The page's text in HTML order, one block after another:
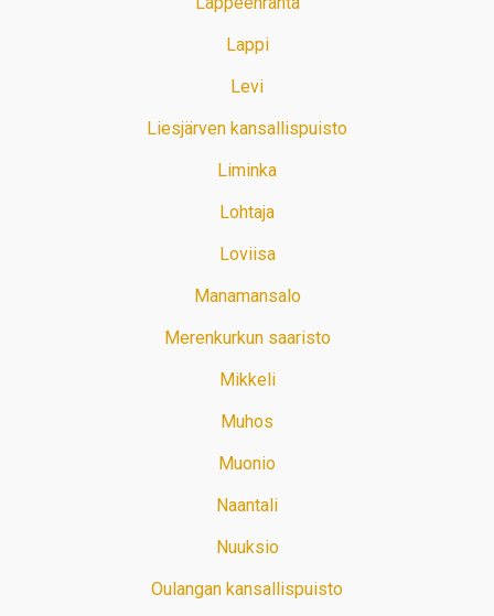
Lappi
Levi
Liesjärven kansallispuisto
Liminka
Lohtaja
Loviisa
Manamansalo
Merenkurkun saaristo
Mikkeli
Muhos
Muonio
Naantali
Nuuksio
Oulangan kansallispuisto